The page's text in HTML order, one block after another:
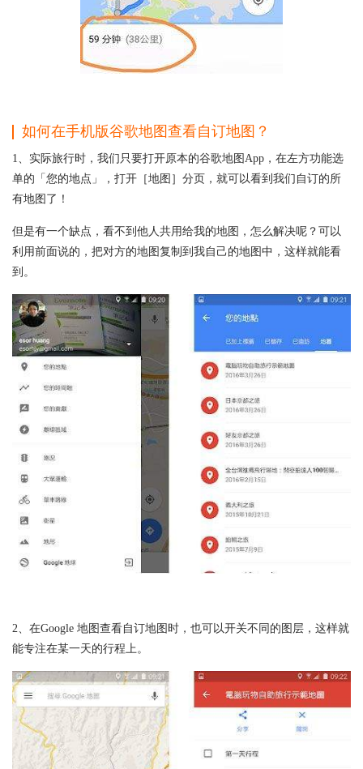
如何在手机版谷歌地图查看自订地图？
1、实际旅行时，我们只要打开原本的谷歌地图App，在左方功能选
单的「您的地点」，打开［地图］分页，就可以看到我们自订的所
有地图了！
但是有一个缺点，看不到他人共用给我的地图，怎么解决呢？可以
利用前面说的，把对方的地图复制到我自己的地图中，这样就能看
到。
2、在Google 地图查看自订地图时，也可以开关不同的图层，这样就
能专注在某一天的行程上。